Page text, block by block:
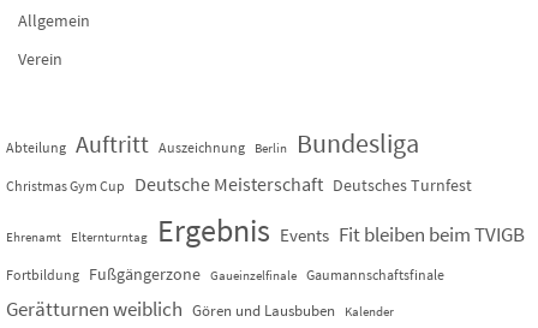
Allgemein
Verein
Abteilung Auftritt Auszeichnung Berlin Bundesliga
Christmas Gym Cup Deutsche Meisterschaft Deutsches Turnfest
Ehrenamt Elternturntag Ergebnis Events Fit bleiben beim TVIGB
Fortbildung Fußgängerzone Gaueinzelfinale Gaumannschaftsfinale
Gerätturnen weiblich Gören und Lausbuben Kalender